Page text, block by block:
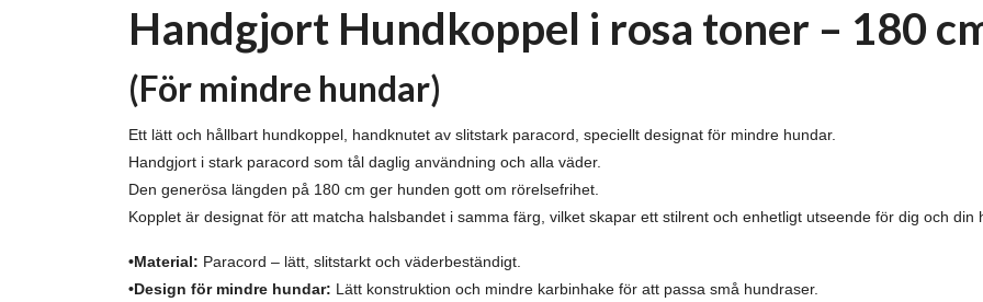
Handgjort Hundkoppel i rosa toner – 180
(För mindre hundar)
Ett lätt och hållbart hundkoppel, handknutet av slitstark paracord, speciellt designat för mindre hundar.
Handgjort i stark paracord som tål daglig användning och alla väder.
Den generösa längden på 180 cm ger hunden gott om rörelsefrihet.
Kopplet är designat för att matcha halsbandet i samma färg, vilket skapar ett stilrent och enhetligt utseende för dig och din
•Material: Paracord – lätt, slitstarkt och väderbeständigt.
•Design för mindre hundar: Lätt konstruktion och mindre karbinhake för att passa små hundraser.